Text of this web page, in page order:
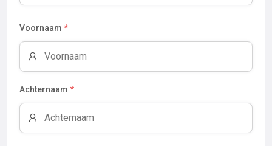
Voornaam *
Achternaam *